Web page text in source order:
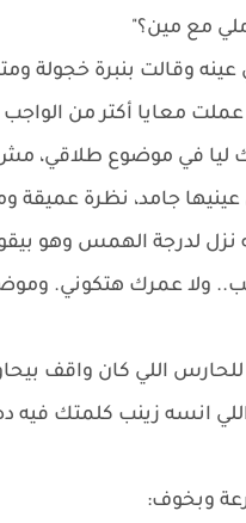
مع مين؟"
وقالت بنبرة خجولة
معايا أكتر من
في موضوع طلاقي، مش
جامد، نظرة عميقة
نزل لدرجة الهمس وهو
ولا عمرك هتكوني.
اللي كان واقف
انسه زينب كلمتك
وبخوف: